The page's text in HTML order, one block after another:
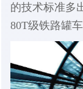
的技术标准多
80T级铁路罐